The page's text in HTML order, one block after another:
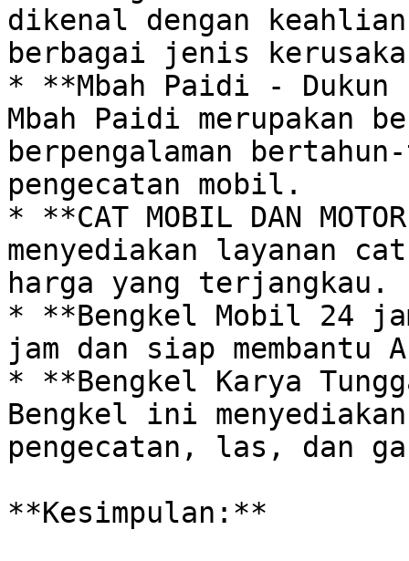
dikenal dengan
berbagai jenis
* **Mbah Paidi -
Mbah Paidi merupakan
berpengalaman
pengecatan mobil.
* **CAT MOBIL DAN
menyediakan layanan
harga yang terjangkau.
* **Bengkel Mobil 24
jam dan siap membantu
* **Bengkel Karya
Bengkel ini
pengecatan, las, dan
**Kesimpulan:**